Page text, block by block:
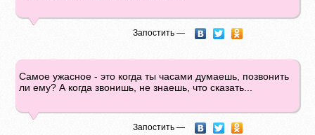
Запостить —
Самое ужасное - это когда ты часами думаешь, позвонить
ли ему? А когда звонишь, не знаешь, что сказать...
Запостить —